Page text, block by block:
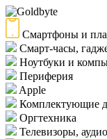
Смартфоны и
Смарт-часы,
Ноутбуки и
Периферия
Apple
Комплектующие
Оргтехника
Телевизоры,